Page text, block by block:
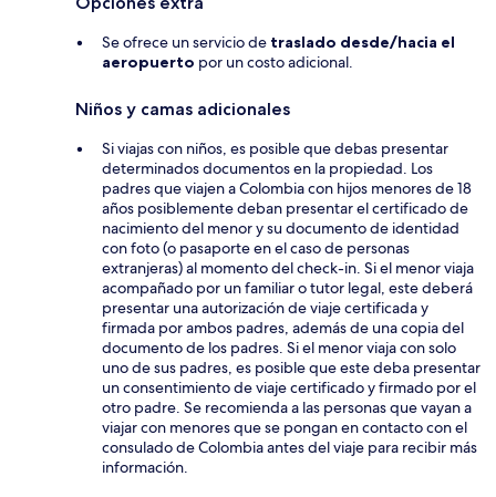
Se ofrece un servicio de traslado desde/hacia el
aeropuerto por un costo adicional.
Niños y camas adicionales
Si viajas con niños, es posible que debas presentar
determinados documentos en la propiedad. Los
padres que viajen a Colombia con hijos menores de 18
años posiblemente deban presentar el certificado de
nacimiento del menor y su documento de identidad
con foto (o pasaporte en el caso de personas
extranjeras) al momento del check-in. Si el menor viaja
acompañado por un familiar o tutor legal, este deberá
presentar una autorización de viaje certificada y
firmada por ambos padres, además de una copia del
documento de los padres. Si el menor viaja con solo
uno de sus padres, es posible que este deba presentar
un consentimiento de viaje certificado y firmado por el
otro padre. Se recomienda a las personas que vayan a
viajar con menores que se pongan en contacto con el
consulado de Colombia antes del viaje para recibir más
información.